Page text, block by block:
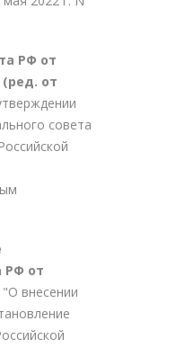
РФ от
(ред. от
совета
РФ от
"О внесении